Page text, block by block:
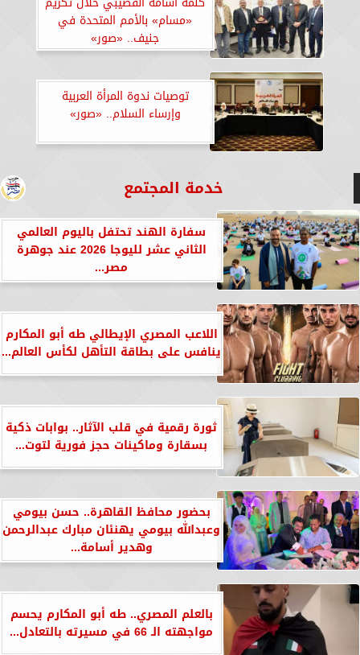
«مسام» بالأمم المتحدة في
جنيف.. «صور»
توصيات ندوة المرأة العربية
وإرساء السلام.. «صور»
خدمة المجتمع
سفارة الهند تحتفل باليوم العالمي
الثاني عشر لليوجا 2026 عند جوهرة
مصر...
اللاعب المصري الإيطالي طه أبو المكارم
ينافس على بطاقة التأهل لكأس العالم...
ثورة رقمية في قلب الآثار.. بوابات ذكية
بسقارة وماكينات حجز فورية لتوت...
بحضور محافظ القاهرة.. حسن بيومي
وعبدالله بيومي يهنئان مبارك عبدالرحمن
وهدير أسامة...
بالعلم المصري.. طه أبو المكارم يحسم
مواجهته الـ 66 في مسيرته بالتعادل...